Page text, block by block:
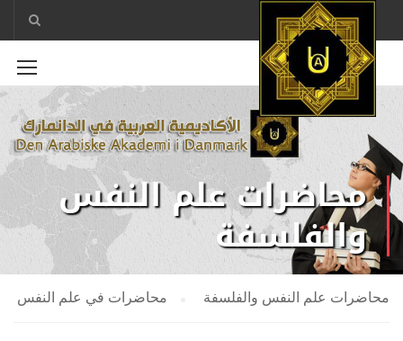
محاضرات علم النفس
والفلسفة
محاضرات علم النفس والفلسفة محاضرات في علم النفس